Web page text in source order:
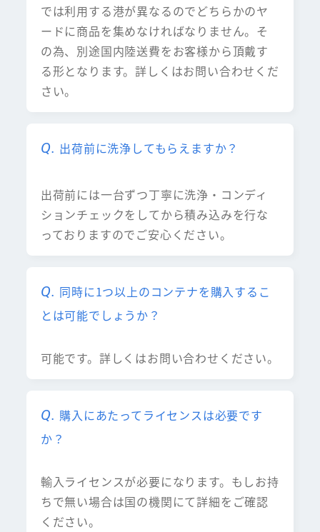
では利用する港が異なるのでどちらかのヤ
ードに商品を集めなければなりません。そ
の為、別途国内陸送費をお客様から頂戴す
る形となります。詳しくはお問い合わせくだ
さい。
出荷前に洗浄してもらえますか？
出荷前には一台ずつ丁寧に洗浄・コンディ
ションチェックをしてから積み込みを行な
っておりますのでご安心ください。
同時に1つ以上のコンテナを購入するこ
とは可能でしょうか？
可能です。詳しくはお問い合わせください。
購入にあたってライセンスは必要です
か？
輸入ライセンスが必要になります。もしお持
ちで無い場合は国の機関にて詳細をご確認
ください。